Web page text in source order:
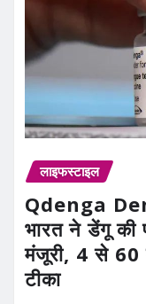
लाइफस्टाइल
Qdenga
भारत ने डेंगू की
मंजूरी, 4 से 60
टीका